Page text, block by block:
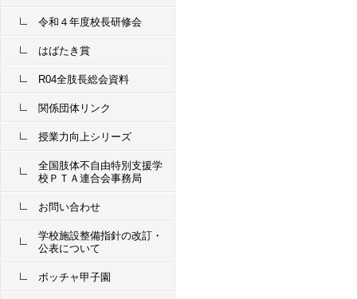
令和４年度校長研修会
はばたき賞
R04全肢長総会資料
関係団体リンク
授業力向上シリーズ
全国肢体不自由特別支援学
校ＰＴＡ連合会事務局
お問い合わせ
学校施設整備指針の改訂・
公表について
ボッチャ甲子園